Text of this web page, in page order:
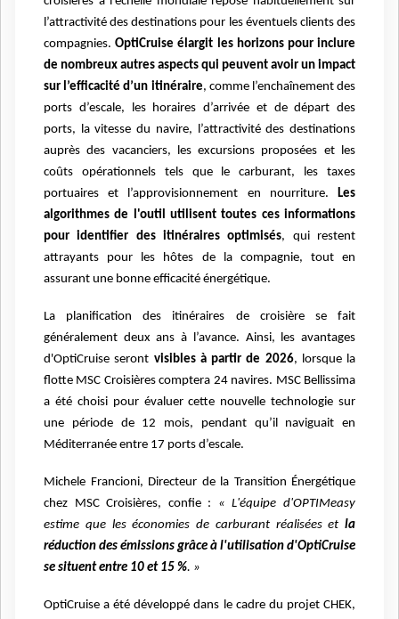
l’attractivité des destinations pour les éventuels clients des
compagnies.OptiCruise élargit les horizons pour inclure
de nombreux autres aspects qui peuvent avoir un impact
sur l’efficacité d’un itinéraire, comme l’enchaînement des
ports d’escale, les horaires d’arrivée et de départ des
ports, la vitesse du navire, l’attractivité des destinations
auprès des vacanciers, les excursions proposées et les
coûts opérationnels tels que le carburant, les taxes
portuaires et l’approvisionnement en nourriture. Les
algorithmes de l'outil utilisent toutes ces informations
pour identifier des itinéraires optimisés, qui restent
attrayants pour les hôtes de la compagnie, tout en
assurant une bonne efficacité énergétique.
La planification des itinéraires de croisière se fait
généralement deux ans à l’avance. Ainsi, les avantages
d'OptiCruise seront visibles à partir de 2026, lorsque la
flotte MSC Croisières comptera 24 navires. MSC Bellissima
a été choisi pour évaluer cette nouvelle technologie sur
une période de 12 mois, pendant qu’il naviguait en
Méditerranée entre 17 ports d’escale.
Michele Francioni, Directeur de la Transition Énergétique
chez MSC Croisières, confie :
« L'équipe d'OPTIMeasy
estime que les économies de carburant réalisées et la
réduction des émissions grâce à l'utilisation d'OptiCruise
se situent entre 10 et 15 %. »
OptiCruise a été développé dans le cadre du projet CHEK,